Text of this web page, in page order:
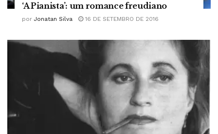
‘A Pianista’: um romance freudiano
por Jonatan Silva 16 DE SETEMBRO DE 2016